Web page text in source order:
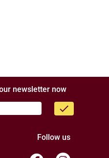
newsletter now
done
Follow us